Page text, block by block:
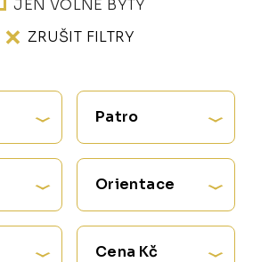
JEN VOLNÉ BYTY
ZRUŠIT FILTRY
Patro
Orientace
Cena Kč